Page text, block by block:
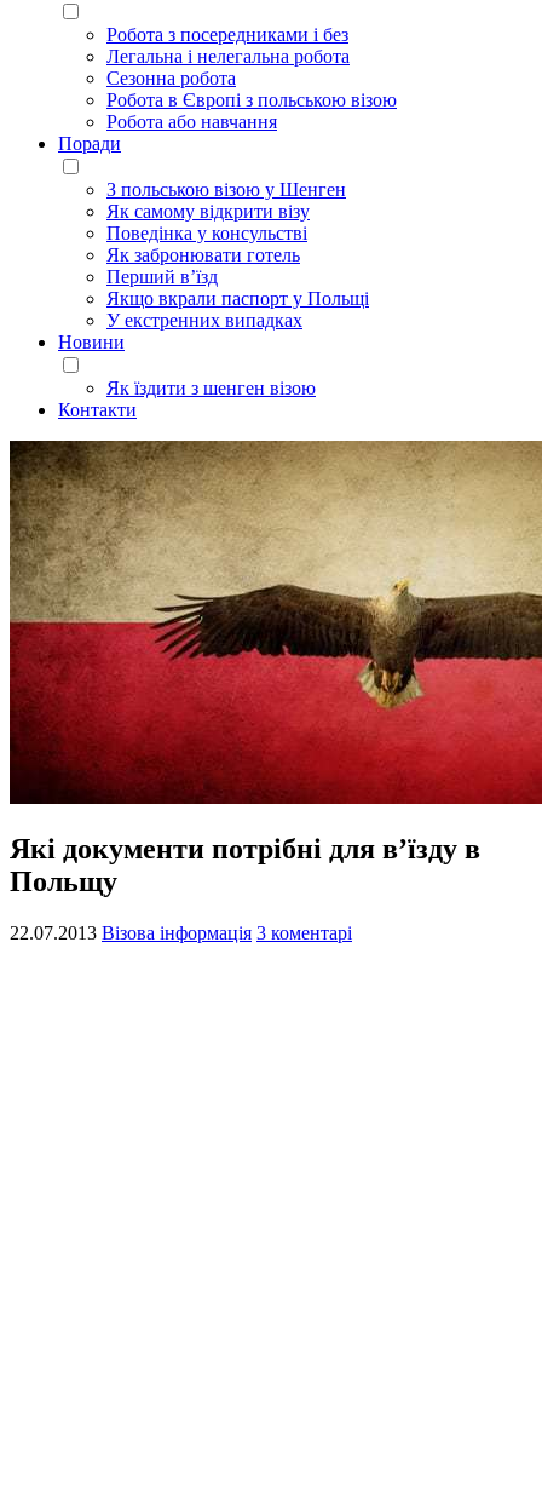
Робота з посередниками і без
Легальна і нелегальна робота
Сезонна робота
Робота в Європі з польською візою
Робота або навчання
Поради
З польською візою у Шенген
Як самому відкрити візу
Поведінка у консульстві
Як забронювати готель
Перший в’їзд
Якщо вкрали паспорт у Польщі
У екстренних випадках
Новини
Як їздити з шенген візою
Контакти
Які документи потрібні для в’їзду в
Польщу
22.07.2013 Візова інформація 3 коментарі